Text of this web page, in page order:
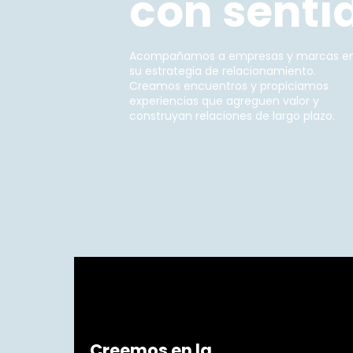
Acompañamos a empresas y marcas
su estrategia de relacionamiento.
Creamos encuentros y propiciamos
experiencias que agreguen valor y
construyan relaciones de largo plazo.